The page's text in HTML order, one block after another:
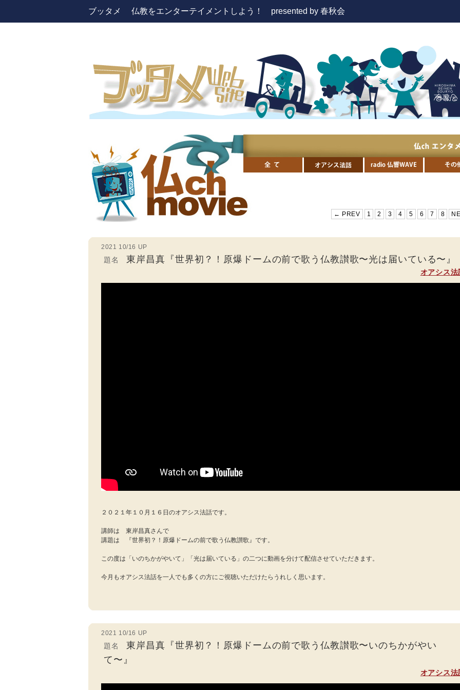
ブッタメ 仏教をエンターテイメントしよう！ presented by 春秋会
← PREV 1 2 3 4 5 6 7 8
2021 10/16 UP
題名 東岸昌真『世界初？！原爆ドームの前で歌う仏教讃歌〜光は届いている〜』
オアシス法
２０２１年１０月１６日のオアシス法話です。
講師は 東岸昌真さんで
講題は 『世界初？！原爆ドームの前で歌う仏教讃歌』です。
この度は「いのちかがやいて」「光は届いている」の二つに動画を分けて配信させていただきます。
今月もオアシス法話を一人でも多くの方にご視聴いただけたらうれしく思います。
2021 10/16 UP
題名
東岸昌真『世界初？！原爆ドームの前で歌う仏教讃歌〜いのちかがやい
て〜』
オアシス法